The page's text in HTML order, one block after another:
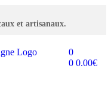
et artisanaux.
0
0 0.00€